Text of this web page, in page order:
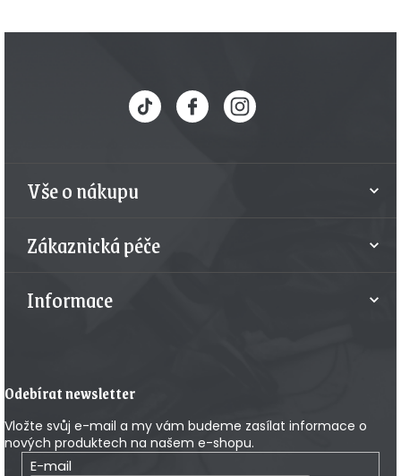
Vše o nákupu
Zákaznická péče
Informace
Odebírat newsletter
Vložte svůj e-mail a my vám budeme zasílat informace o
nových produktech na našem e-shopu.
E-mail